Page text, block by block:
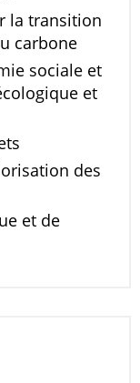
la transition
carbone
sociale et
et
des
et de